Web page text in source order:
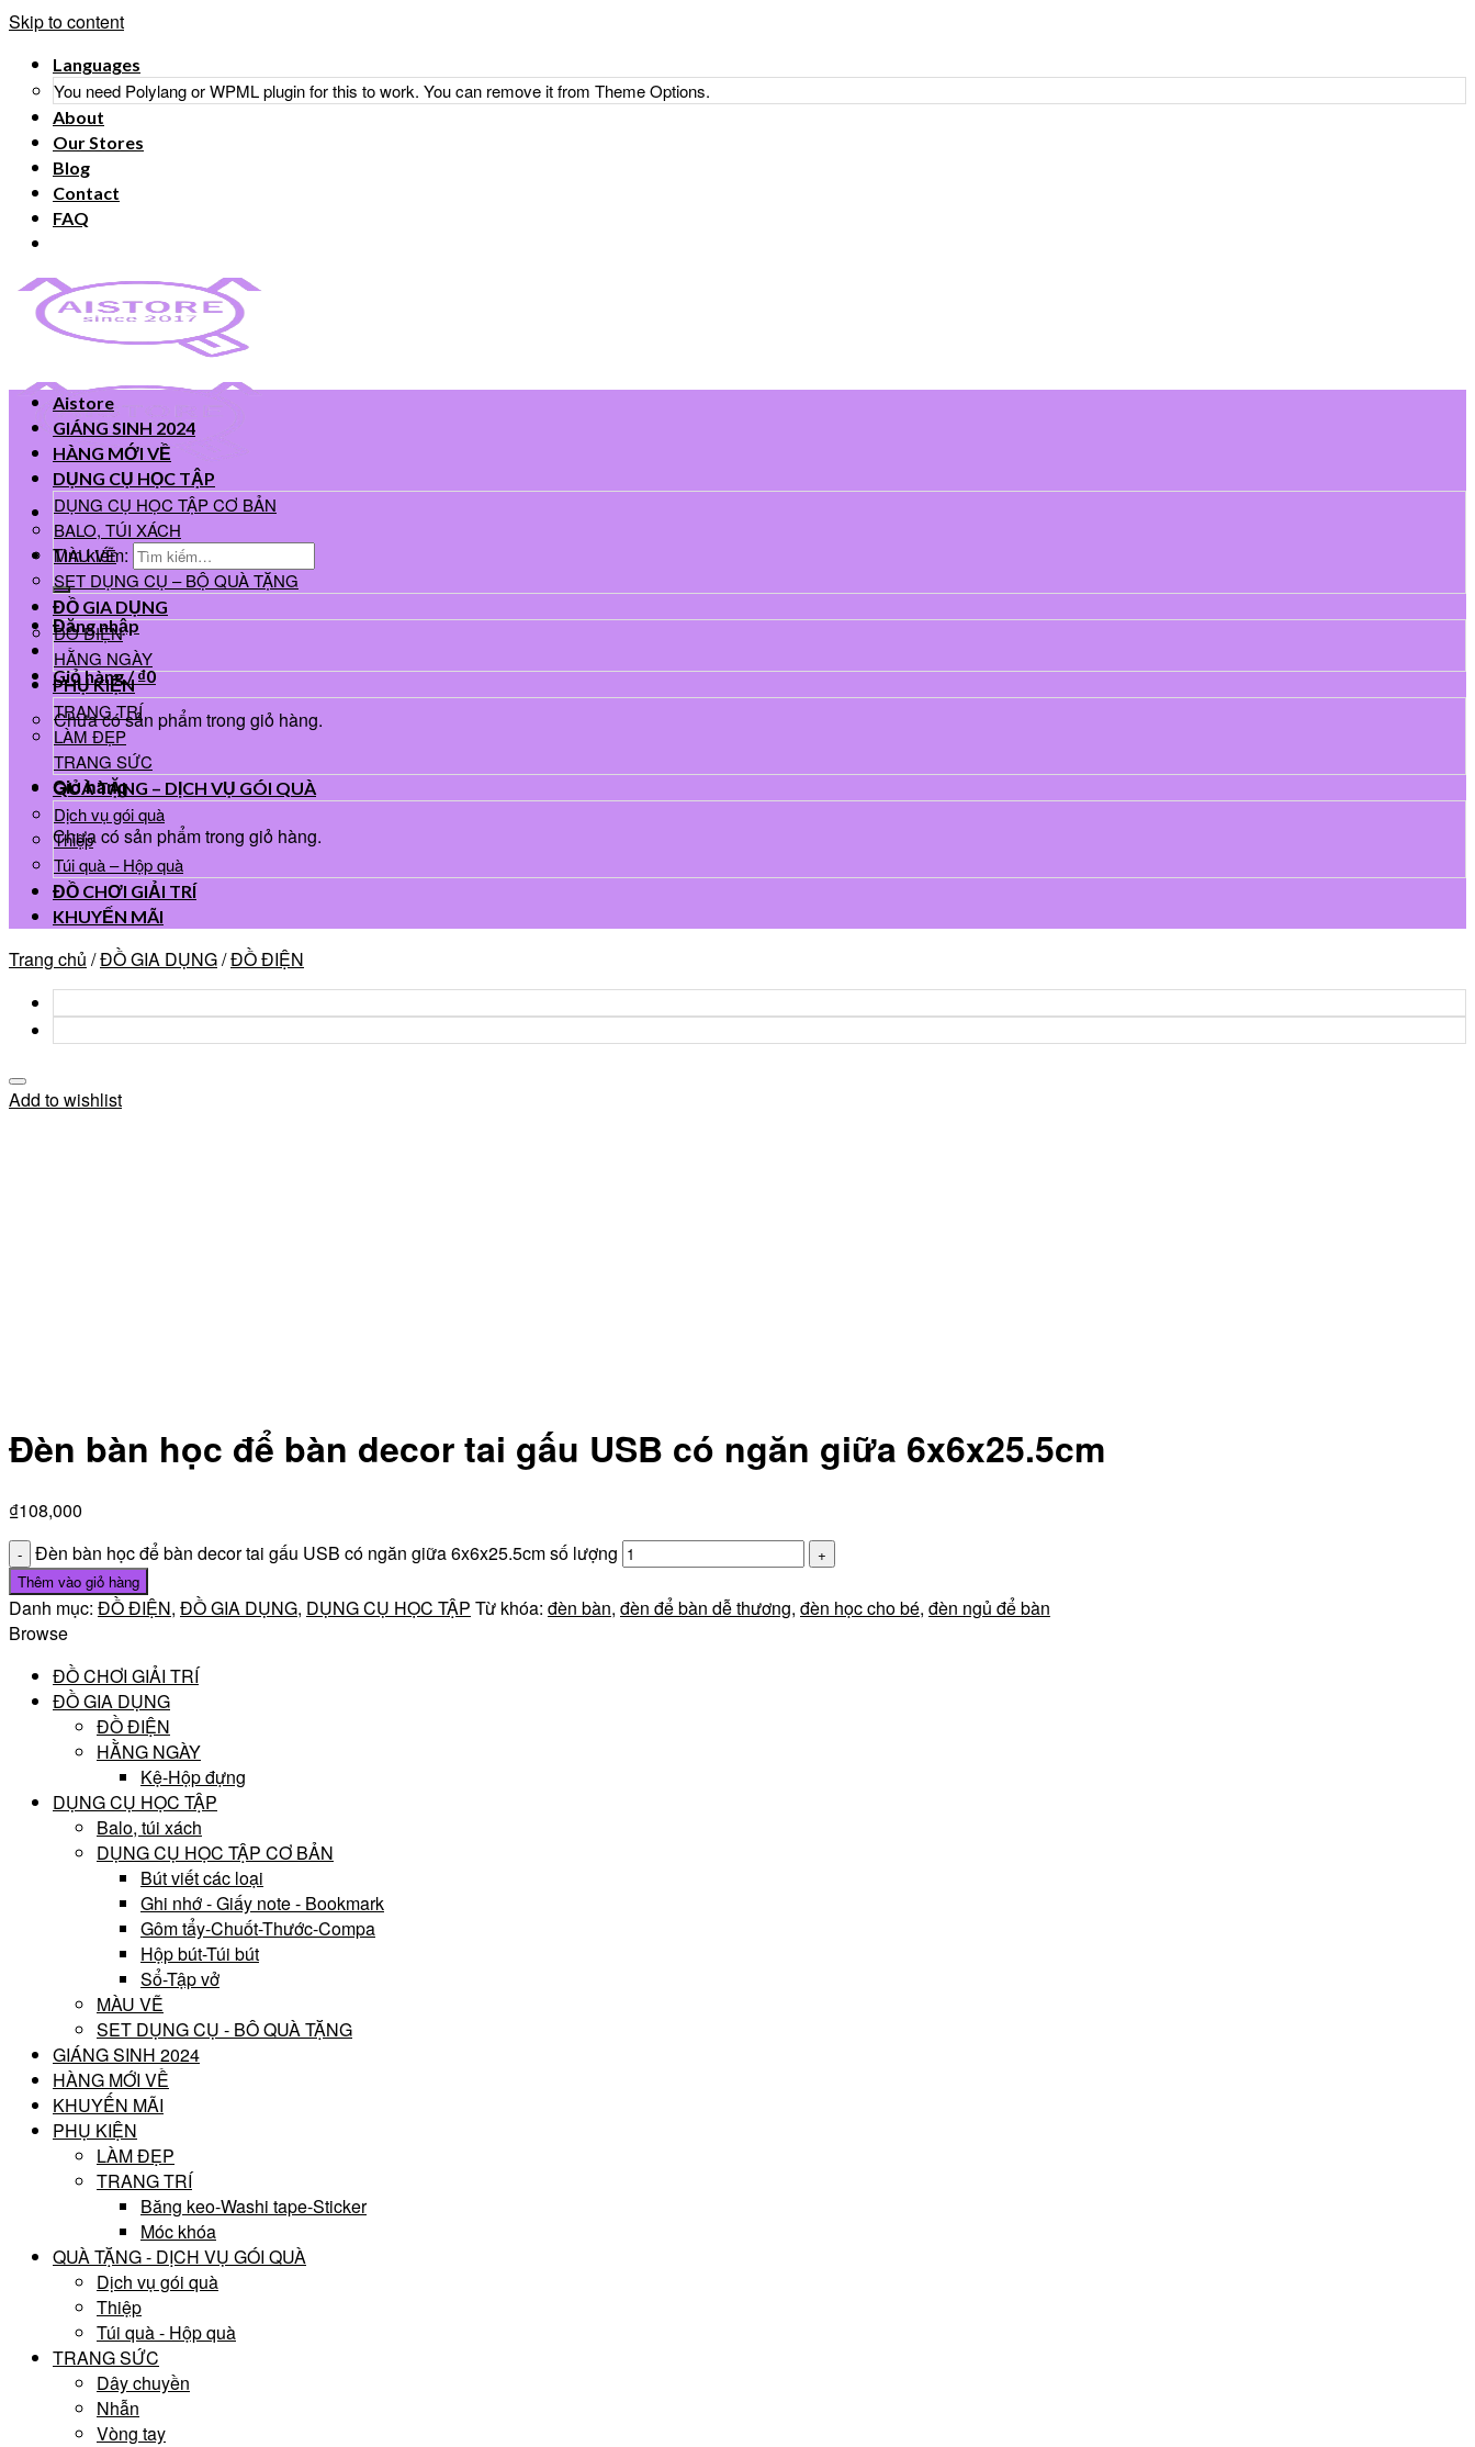
Skip to content
Languages
You need Polylang or WPML plugin for this to work. You can remove it from Theme Options.
About
Our Stores
Blog
Contact
FAQ
Tìm kiếm:
Đăng nhập
Giỏ hàng /₫0
Chưa có sản phẩm trong giỏ hàng.
Giỏ hàng
Chưa có sản phẩm trong giỏ hàng.
Aistore
GIÁNG SINH 2024
HÀNG MỚI VỀ
DỤNG CỤ HỌC TẬP
DỤNG CỤ HỌC TẬP CƠ BẢN
BALO, TÚI XÁCH
MÀU VẼ
SET DỤNG CỤ – BỘ QUÀ TẶNG
ĐỒ GIA DỤNG
ĐỒ ĐIỆN
HẰNG NGÀY
PHỤ KIỆN
TRANG TRÍ
LÀM ĐẸP
TRANG SỨC
QUÀ TẶNG – DỊCH VỤ GÓI QUÀ
Dịch vụ gói quà
Thiệp
Túi quà – Hộp quà
ĐỒ CHƠI GIẢI TRÍ
KHUYẾN MÃI
Trang chủ /ĐỒ GIA DỤNG/ĐỒ ĐIỆN
Add to wishlist
Đèn bàn học để bàn decor tai gấu USB có ngăn giữa 6x6x25.5cm
₫108,000
Đèn bàn học để bàn decor tai gấu USB có ngăn giữa 6x6x25.5cm số lượng
Thêm vào giỏ hàng
Danh mục: ĐỒ ĐIỆN, ĐỒ GIA DỤNG, DỤNG CỤ HỌC TẬP Từ khóa: đèn bàn, đèn để bàn dễ thương, đèn học cho bé, đèn ngủ để bàn
Browse
ĐỒ CHƠI GIẢI TRÍ
ĐỒ GIA DỤNG
ĐỒ ĐIỆN
HẰNG NGÀY
Kệ-Hộp đựng
DỤNG CỤ HỌC TẬP
Balo, túi xách
DỤNG CỤ HỌC TẬP CƠ BẢN
Bút viết các loại
Ghi nhớ - Giấy note - Bookmark
Gôm tẩy-Chuốt-Thước-Compa
Hộp bút-Túi bút
Sổ-Tập vở
MÀU VẼ
SET DỤNG CỤ - BÔ QUÀ TẶNG
GIÁNG SINH 2024
HÀNG MỚI VỀ
KHUYẾN MÃI
PHỤ KIỆN
LÀM ĐẸP
TRANG TRÍ
Băng keo-Washi tape-Sticker
Móc khóa
QUÀ TẶNG - DỊCH VỤ GÓI QUÀ
Dịch vụ gói quà
Thiệp
Túi quà - Hộp quà
TRANG SỨC
Dây chuyền
Nhẫn
Vòng tay